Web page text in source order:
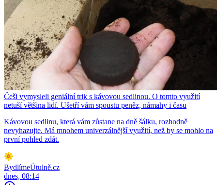
Češi vymysleli geniální trik s kávovou sedlinou. O tomto využití
netuší většina lidí. Ušetří vám spoustu peněz, námahy i času
Kávovou sedlinu, která vám zůstane na dně šálku, rozhodně
nevyhazujte. Má mnohem univerzálnější využití, než by se mohlo na
první pohled zdát.
BydlímeÚtulně.cz
dnes, 08:14